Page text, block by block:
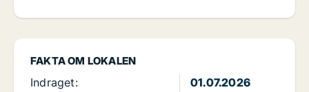
FAKTA OM LOKALEN
Indraget:
01.07.2026